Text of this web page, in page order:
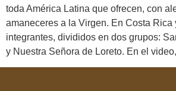
toda América Latina que ofrecen, con
amaneceres a la Virgen. En Costa Rica
integrantes, divididos en dos grupos:
y Nuestra Señora de Loreto. En el